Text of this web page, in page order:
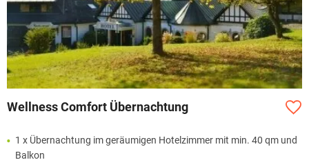
Wellness Comfort Übernachtung
1 x Übernachtung im geräumigen Hotelzimmer mit min. 40 qm und
Balkon